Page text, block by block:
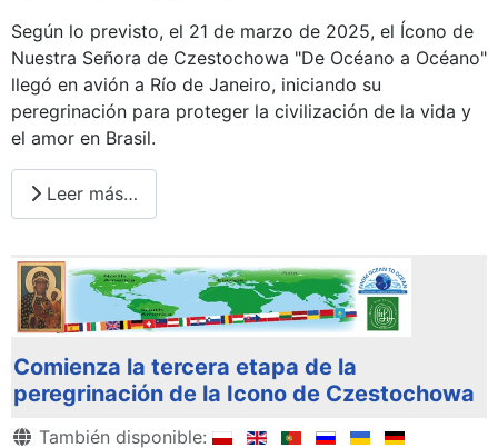
Según lo previsto, el 21 de marzo de 2025, el Ícono de
Nuestra Señora de Czestochowa "De Océano a Océano"
llegó en avión a Río de Janeiro, iniciando su
peregrinación para proteger la civilización de la vida y
el amor en Brasil.
Leer más…
Comienza la tercera etapa de la
peregrinación de la Icono de Czestochowa
Detalles
También disponible: